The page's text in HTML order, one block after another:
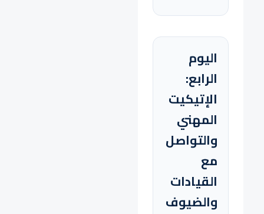
اليوم
الرابع:
الإتيكيت
المهني
والتواصل
مع
القيادات
والضيوف